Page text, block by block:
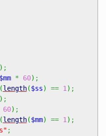
;
$mm * 60) ;
(length($ss) == 1 ) ;
;
60) ;
(length($mm) == 1 ) ;
;